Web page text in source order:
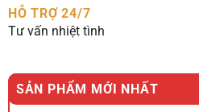
HỖ TRỢ 24/7
Tư vấn nhiệt tình
SẢN PHẨM MỚI NHẤT